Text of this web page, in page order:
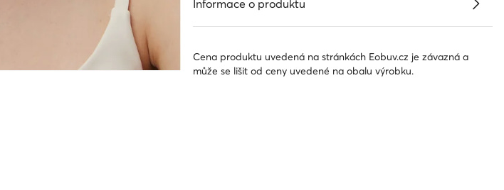
Informace o produktu
Cena produktu uvedená na stránkách Eobuv.cz je závazná a
může se lišit od ceny uvedené na obalu výrobku.